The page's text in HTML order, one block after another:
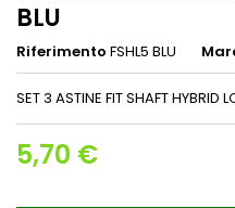
BLU
Riferimento FSHL5 BLU
SET 3 ASTINE FIT SHAFT HYBRID
5,70 €